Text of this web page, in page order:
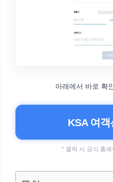
아래에서 바로 확
KSA 여객
* 클릭 시 공식 홈